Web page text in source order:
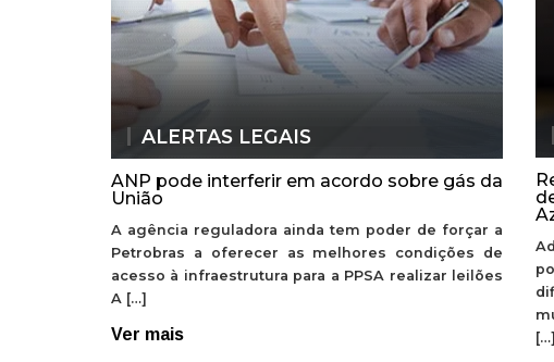
ALERTAS LEGAIS
ANP pode interferir em acordo sobre gás da
União
A agência reguladora ainda tem poder de forçar a
Petrobras a oferecer as melhores condições de
acesso à infraestrutura para a PPSA realizar leilões
A […]
Ver mais
[…]